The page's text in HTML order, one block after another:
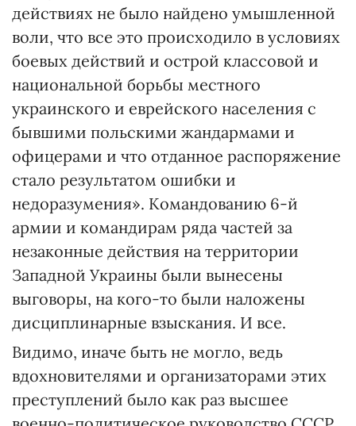
действиях не было найдено умышленной
воли, что все это происходило в условиях
боевых действий и острой классовой и
национальной борьбы местного
украинского и еврейского населения с
бывшими польскими жандармами и
офицерами и что отданное распоряжение
стало результатом ошибки и
недоразумения». Командованию 6-й
армии и командирам ряда частей за
незаконные действия на территории
Западной Украины были вынесены
выговоры, на кого-то были наложены
дисциплинарные взыскания. И все.
Видимо, иначе быть не могло, ведь
вдохновителями и организаторами этих
преступлений было как раз высшее